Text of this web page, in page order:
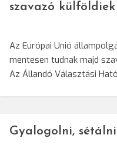
szavazó külföldiek
Az Európai Unió
mentesen tudnak majd
Az Állandó Választási
Gyalogolni,